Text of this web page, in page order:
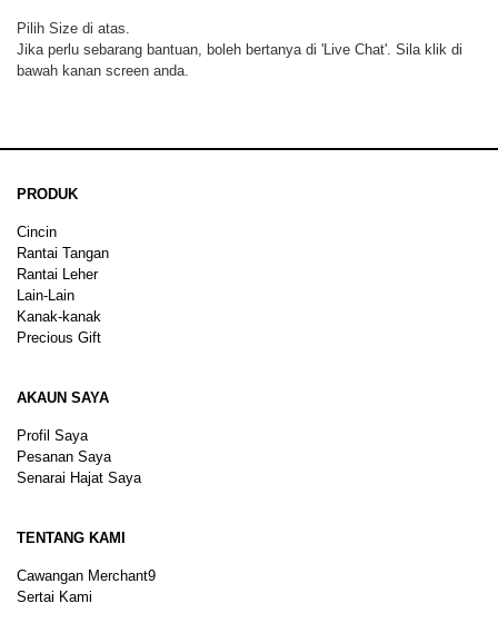
Pilih Size di atas.
Jika perlu sebarang bantuan, boleh bertanya di 'Live Chat'. Sila klik di
bawah kanan screen anda.
PRODUK
Cincin
Rantai Tangan
Rantai Leher
Lain-Lain
Kanak-kanak
Precious Gift
AKAUN SAYA
Profil Saya
Pesanan Saya
Senarai Hajat Saya
TENTANG KAMI
Cawangan Merchant9
Sertai Kami